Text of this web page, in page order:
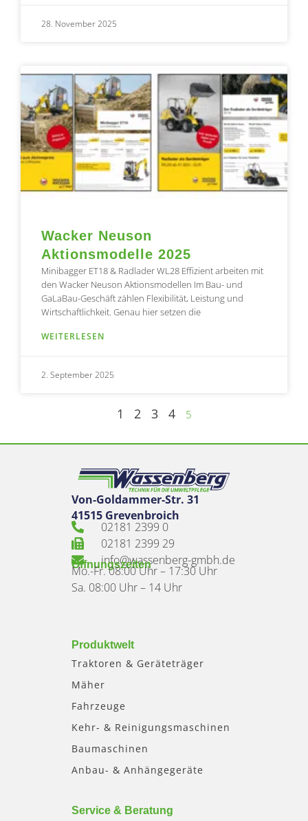
28. November 2025
Wacker Neuson
Aktionsmodelle 2025
Minibagger ET18 & Radlader WL28 Effizient arbeiten mit
den Wacker Neuson Aktionsmodellen Im Bau- und
GaLaBau-Geschäft zählen Flexibilität, Leistung und
Wirtschaftlichkeit. Genau hier setzen die
WEITERLESEN
2. September 2025
1 2 3 4 5
Von-Goldammer-Str. 31
41515 Grevenbroich
02181 2399 0
02181 2399 29
info@wassenberg-gmbh.de
Öffnungszeiten
Mo.-Fr. 08:00 Uhr – 17:30 Uhr
Sa. 08:00 Uhr – 14 Uhr
Produktwelt
Traktoren & Geräteträger
Mäher
Fahrzeuge
Kehr- & Reinigungsmaschinen
Baumaschinen
Anbau- & Anhängegeräte
Service & Beratung